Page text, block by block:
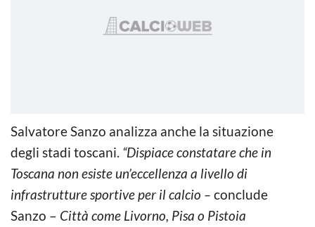
Salvatore Sanzo analizza anche la situazione
degli stadi toscani. “Dispiace constatare che in
Toscana non esiste un’eccellenza a livello di
infrastrutture sportive per il calcio – conclude
Sanzo – Città come Livorno, Pisa o Pistoia